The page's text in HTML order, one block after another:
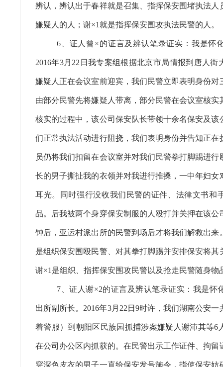
辨认，辨认出于春祥就是召集、指挥保安围堵执法人
嫌疑人的人；谢×1就是指挥保安围攻执法民警的人。
6、证人曾×的证言及辨认笔录证实：我是怀
2016年3月22日我专案组根据北京市局情报到唐人街
嫌疑人正在会议室前迎宾，我们民警立即表明身份对
由部分民警先将嫌疑人带离，部分民警在会议室核实
核实的过程中，该公司保安队长带领十余名保安及该
们正常执法活动进行阻挠，我们表明身份并告知正在
员仍将我们扣留在会议室并对我们民警拳打脚踢进行
长的男子撕扯我的衣领并对我进行推搡，一中年妇女
耳光。同时强行没收我们民警的证件、法律文书和
品。后我被两个身穿保安制服的人殴打并关押在该公
钟后，亚运村派出所的民警到场后才将我们解救出来
是组织保安围殴民警、对其拳打脚踢并安排保安将其
谢×1是组织、指挥保安围攻民警以及抢走民警随身物
7、证人谢×2的证言及辨认笔录证实：我是怀
出所副所长。2016年3月22日9时许，我们湖南公安
着警服）到朝阳区民族园抓捕涉案嫌疑人谢沛其等6
在公司办公区内抓获的。在民警出示工作证件、拘留
穿深色皮衣的男子一直给保安发号施令，指使保安妨